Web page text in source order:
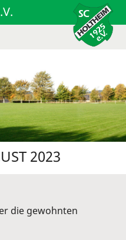
2023
die gewohnten